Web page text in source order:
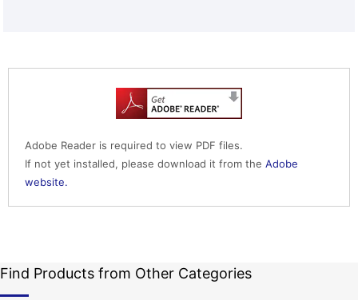
Adobe Reader is required to view PDF files.
If not yet installed, please download it from the Adobe
website.
Find Products from Other Categories